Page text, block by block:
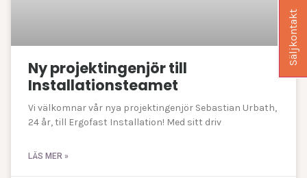
Ny projektingenjör till
Installationsteamet
Vi välkomnar vår nya projektingenjör Sebastian Urbath,
24 år, till Ergofast Installation! Med sitt driv
LÄS MER »
Säljkontakt